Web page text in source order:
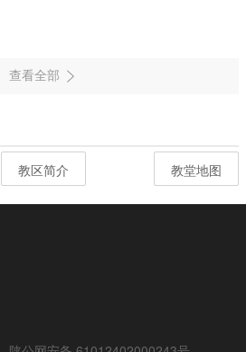
教区简介 教堂地图